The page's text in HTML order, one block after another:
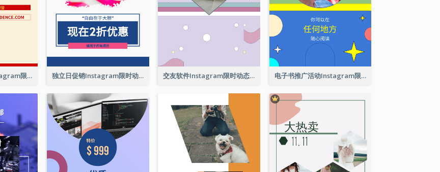
美国独立日资讯Instagram限时动态 独立日促销Instagram限时动态 交友软件Instagram限时动态 电子书推广活动Instagram限时动态